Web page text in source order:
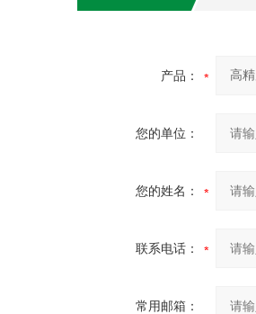
产品：
您的单位：
您的姓名：
联系电话：
常用邮箱：